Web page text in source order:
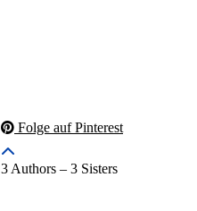
Folge auf Pinterest
3 Authors – 3 Sisters